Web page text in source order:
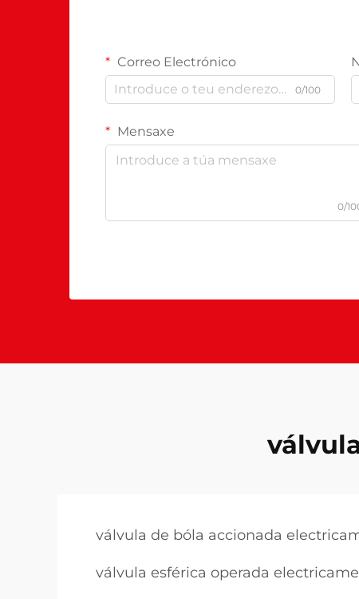
Correo Electrónico
0/100
Mensaxe
0/
válvula de bóla accionada
válvula esférica operada